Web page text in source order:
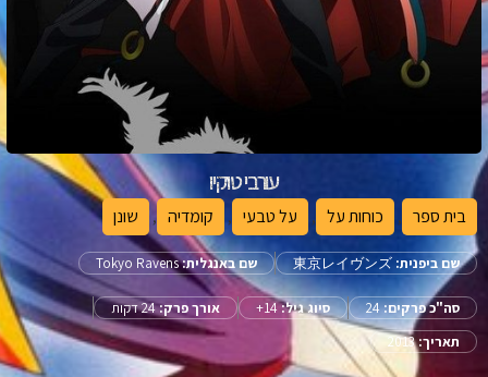
עורבי טוקיו
בית ספר , כוחות על , על טבעי , קומדיה , שונן
שם ביפנית: 東京レイヴンズ שם באנגלית:Tokyo Ravens
סה"כ פרקים:24 סיוג גיל:14+ אורך פרק:24 דקות
תאריך:2013